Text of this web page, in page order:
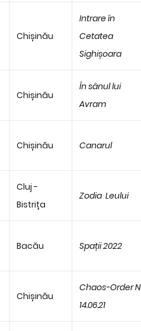
Chișinău
Intrare în
Cetatea
Sighișoara
Chișinău
În sânul lui
Avram
Chișinău Canarul
Cluj -
Bistrița
Zodia Leului
Bacău Spații 2022
Chișinău
Chaos-Order
14.06.21